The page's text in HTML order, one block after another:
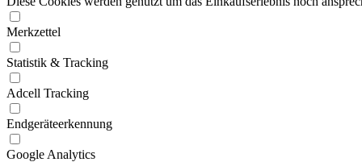
Merkzettel
Statistik & Tracking
Adcell Tracking
Endgeräteerkennung
Google Analytics